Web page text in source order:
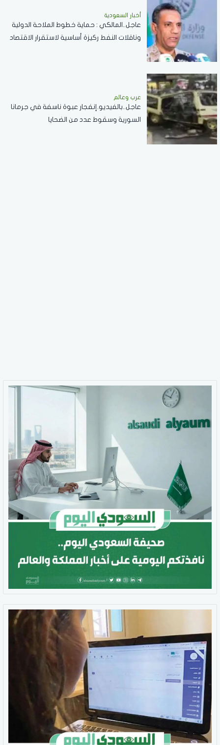
أخبار السعودية
عاجل..المالكي : حماية خطوط الملاحة الدولية
وناقلات النفط ركيزة أساسية لاستقرار الاقتصاد
عرب وعالم
عاجل..بالفيديو.إنفجار عبوة ناسفة في جرمانا
السورية وسقوط عدد من الضحايا